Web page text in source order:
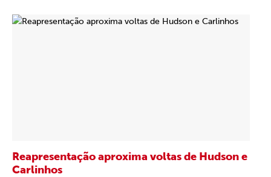
Reapresentação aproxima voltas de Hudson e
Carlinhos